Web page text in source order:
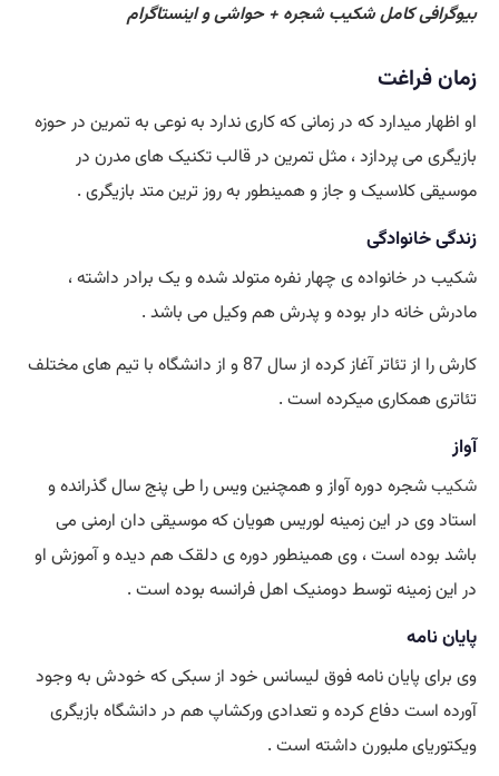
بیوگرافی کامل شکیب شجره + حواشی و اینستاگرام
زمان فراغت
او اظهار میدارد که در زمانی که کاری ندارد به نوعی به تمرین در حوزه
بازیگری می پردازد ، مثل تمرین در قالب تکنیک های مدرن در
موسیقی کلاسیک و جاز و همینطور به روز ترین متد بازیگری .
زندگی خانوادگی
شکیب در خانواده ی چهار نفره متولد شده و یک برادر داشته ،
مادرش خانه دار بوده و پدرش هم وکیل می باشد .
کارش را از تئاتر آغاز کرده از سال 87 و از دانشگاه با تیم های مختلف
تئاتری همکاری میکرده است .
آواز
شکیبشجره دوره آواز و همچنین ویس را طی پنج سال گذرانده و
استاد وی در این زمینه لوریس هویان که موسیقی دان ارمنی می
باشد بوده است ، وی همینطور دوره ی دلقک هم دیده و آموزش او
در این زمینه توسط دومنیک اهل فرانسه بوده است .
پایان نامه
وی برای پایان نامه فوق لیسانس خود از سبکی که خودش به وجود
آورده است دفاع کرده و تعدادی ورکشاپ هم در دانشگاه بازیگری
ویکتوریای ملبورن داشته است .